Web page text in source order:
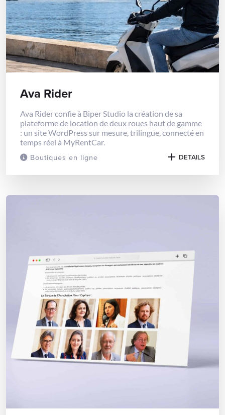
Boutiques en ligne
Ava Rider
Ava Rider confie à Biper Studio la création de sa
plateforme de location de deux roues haut de gamme
: un site WordPress sur mesure, trilingue, connecté en
temps réel à MyRentCar.
DETAILS